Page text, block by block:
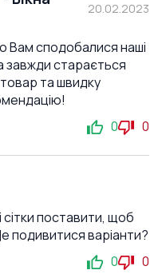
20.02.2023
Вам сподобалися наші
завжди старається
та швидку
0 0
сітки поставити, щоб
подивитися варіанти?
0 0